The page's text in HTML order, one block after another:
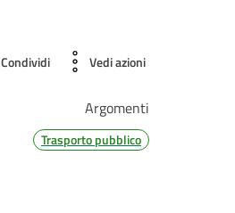
Condividi Vedi azioni
Argomenti
Trasporto pubblico